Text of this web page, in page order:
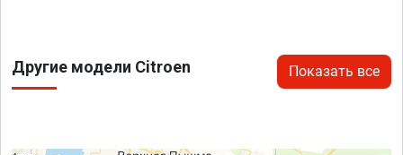
Другие модели Citroen Показать все